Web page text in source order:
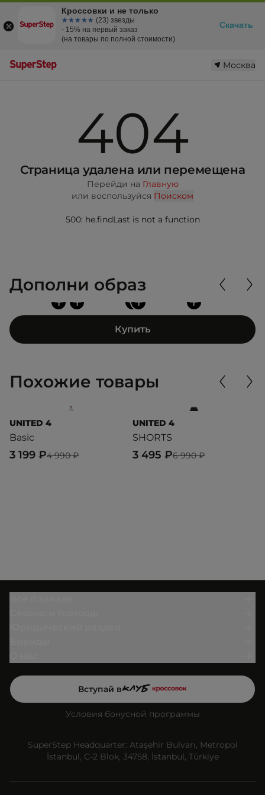
Москва
404
Страница удалена или перемещена
Перейди на Главную
или воспользуйся Поиском
500: he.findLast is not a function
Дополни образ
+
+ + +
+
Купить
Похожие товары
UNITED 4
Basic
4 990 ₽
3 199 ₽
UNITED 4
SHORTS
6 990 ₽
3 495 ₽
Вступай в
Условия бонусной программы
SuperStep Headquarter: Ataşehir Bulvarı, Metropol
İstanbul, C-2 Blok, 34758, İstanbul, Türkiye
Кроссовки и не только
☆☆☆☆☆
★★★★★ (23) звезды
- 15% на первый заказ
(на товары по полной стоимости)
Скачать